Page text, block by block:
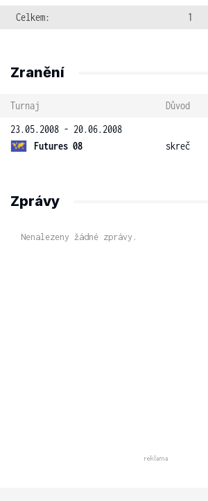
Celkem: 1
Zranění
Turnaj
Důvod
23.05.2008 - 20.06.2008
Futures 08
skreč
Zprávy
Nenalezeny žádné zprávy.